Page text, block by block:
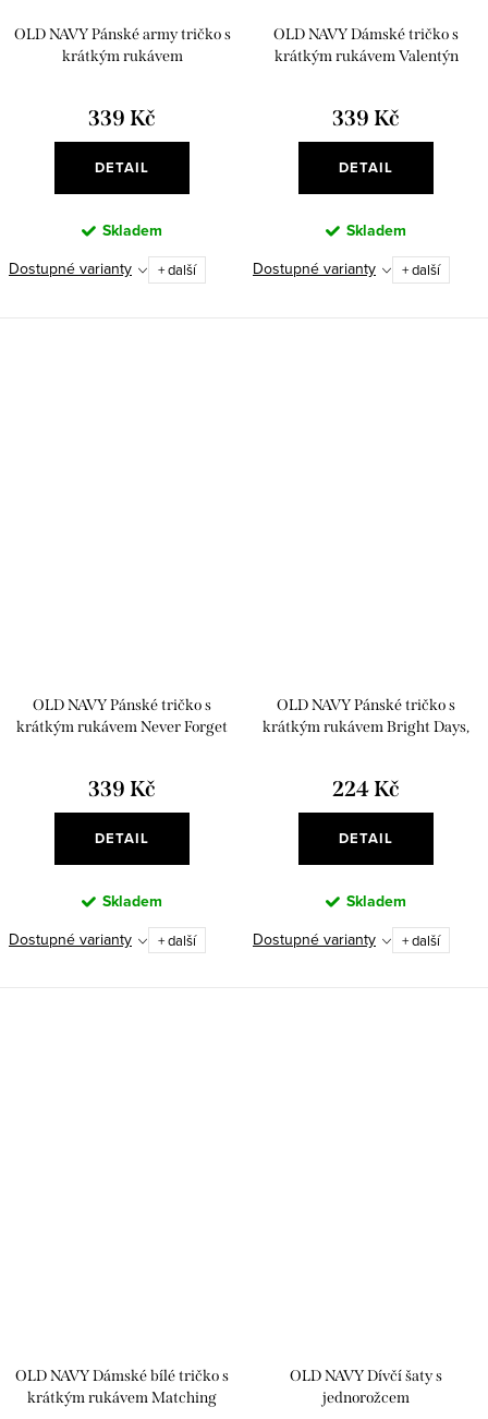
OLD NAVY Pánské army tričko s
krátkým rukávem
339 Kč
DETAIL
Skladem
Dostupné varianty
+ další
OLD NAVY Dámské tričko s
krátkým rukávem Valentýn
339 Kč
DETAIL
Skladem
Dostupné varianty
+ další
OLD NAVY Pánské tričko s
krátkým rukávem Never Forget
339 Kč
DETAIL
Skladem
Dostupné varianty
+ další
OLD NAVY Pánské tričko s
krátkým rukávem Bright Days,
224 Kč
DETAIL
Skladem
Dostupné varianty
+ další
OLD NAVY Dámské bílé tričko s
krátkým rukávem Matching
OLD NAVY Dívčí šaty s
jednorožcem